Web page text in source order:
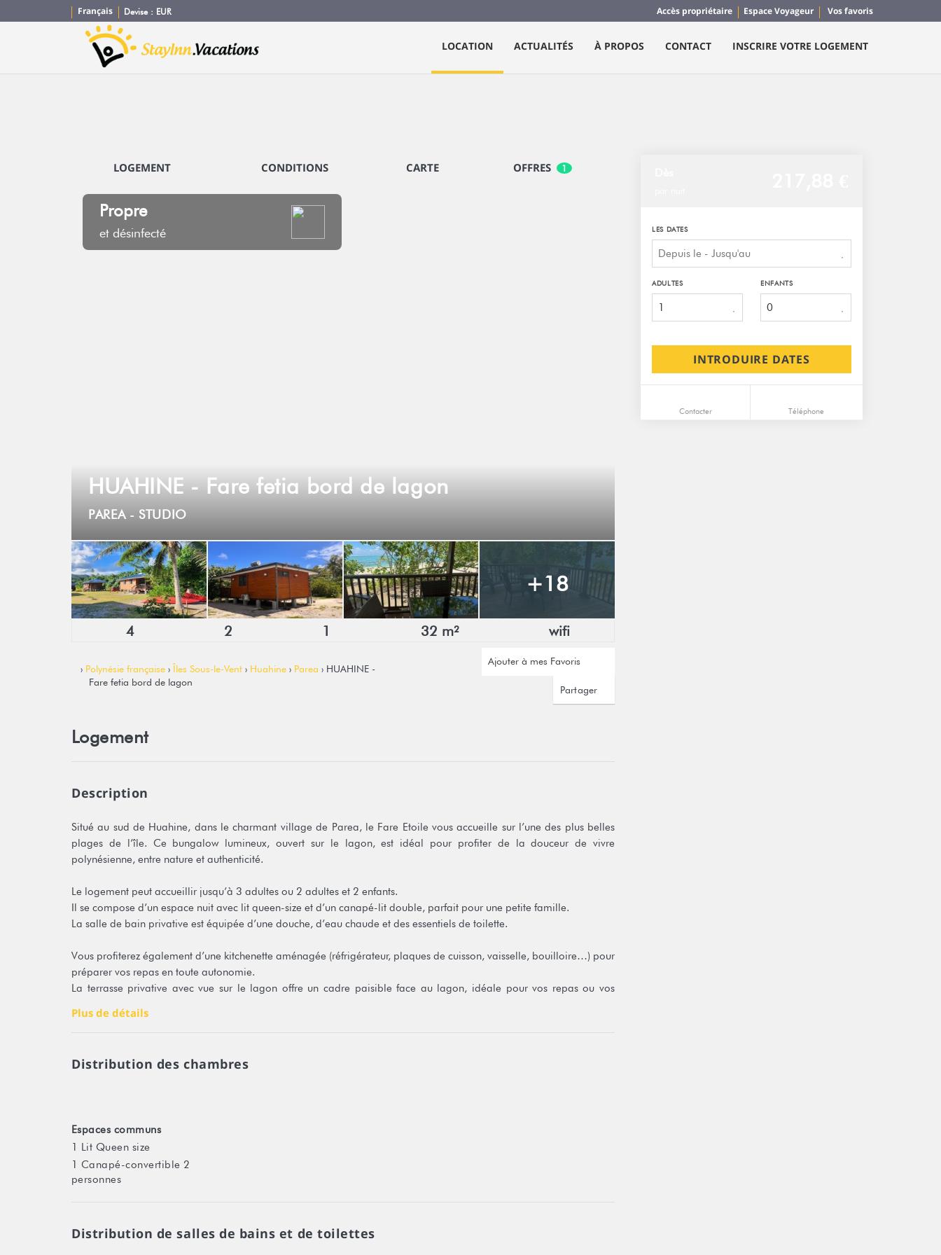
Français Devise : EUR Vos favoris
Espace Voyageur
Accès propriétaire
LOCATION ACTUALITÉS À PROPOS CONTACT INSCRIRE VOTRE LOGEMENT
LOGEMENT CONDITIONS CARTE OFFRES 1
LES DATES
ADULTES
1
ENFANTS
INTRODUIRE DATES
Contacter Téléphone
Propre
et désinfecté
HUAHINE - Fare fetia bord de lagon
PAREA - STUDIO
+18
4 2 1 32 m² wifi
› Polynésie française› Îles Sous-le-Vent› Huahine› Parea › HUAHINE -
Fare fetia bord de lagon
Ajouter à mes Favoris
Partager
Logement
Description
Situé au sud de Huahine, dans le charmant village de Parea, le Fare Etoile vous accueille sur l’une des plus belles
plages de l’île. Ce bungalow lumineux, ouvert sur le lagon, est idéal pour profiter de la douceur de vivre
polynésienne, entre nature et authenticité.
Le logement peut accueillir jusqu’à 3 adultes ou 2 adultes et 2 enfants.
Il se compose d’un espace nuit avec lit queen-size et d’un canapé-lit double, parfait pour une petite famille.
La salle de bain privative est équipée d’une douche, d’eau chaude et des essentiels de toilette.
Vous profiterez également d’une kitchenette aménagée (réfrigérateur, plaques de cuisson, vaisselle, bouilloire…) pour
préparer vos repas en toute autonomie.
La terrasse privative avec vue sur le lagon offre un cadre paisible face au lagon, idéale pour vos repas ou vos
👉 Important : le check-in est possible à partir de 15h uniquement.
🌺 Les essentiels
Capacité : 3 adultes ou 2 adultes + 2 enfants
Plus de détails
Distribution des chambres
Espaces communs
1 Lit Queen size
1 Canapé-convertible 2
personnes
Distribution de salles de bains et de toilettes